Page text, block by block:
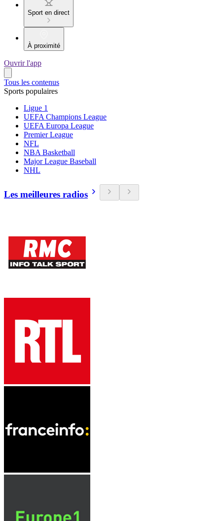
Sport en direct
À proximité
Ouvrir l'app
Tous les contenus
Sports populaires
Ligue 1
UEFA Champions League
UEFA Europa League
Premier League
NFL
NBA Basketball
Major League Baseball
NHL
Les meilleures radios